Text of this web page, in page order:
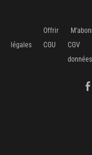
Offrir
légales
CGU CGV